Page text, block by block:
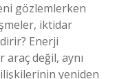
gözlemlerken
iktidar
Enerji
değil, aynı
yeniden